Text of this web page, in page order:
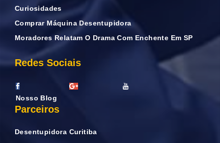
Curiosidades
Comprar Máquina Desentupidora
Moradores Relatam O Drama Com Enchente Em SP
Redes Sociais
Nosso Blog
Parceiros
Desentupidora Curitiba